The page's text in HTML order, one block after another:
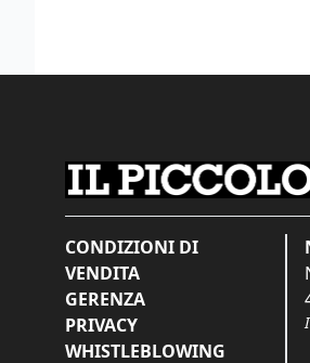
CONDIZIONI DI
VENDITA
GERENZA
PRIVACY
WHISTLEBLOWING